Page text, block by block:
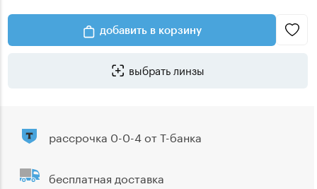
добавить в корзину
выбрать линзы
рассрочка 0-0-4 от Т-банка
бесплатная доставка